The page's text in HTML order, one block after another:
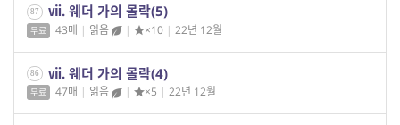
87 ⅶ. 웨더 가의 몰락(5)
무료 43매 | 읽음 | ×10 | 22년 12월
86 ⅶ. 웨더 가의 몰락(4)
무료 47매 | 읽음 | ×5 | 22년 12월